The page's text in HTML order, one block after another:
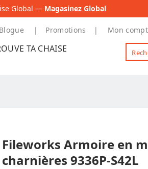
Global — Magasinez Global
Blogue Promotions Mon
TA CHAISE
Fileworks Armoire en
charnières 9336P-S42L